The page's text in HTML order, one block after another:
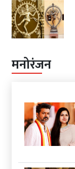
मनोरंजन